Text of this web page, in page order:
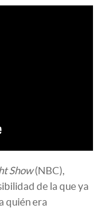
Show(NBC),
de la que ya
quién era